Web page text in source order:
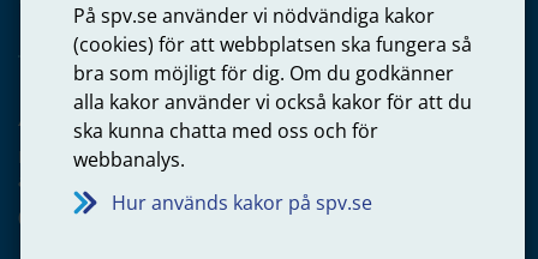
På spv.se använder vi nödvändiga kakor
(cookies) för att webbplatsen ska fungera så
bra som möjligt för dig. Om du godkänner
alla kakor använder vi också kakor för att du
ska kunna chatta med oss och för
webbanalys.
Hur används kakor på spv.se
Arbetsgivare
Frågor om administration av tjänstepension från statlig
anställning
060-18 75 03